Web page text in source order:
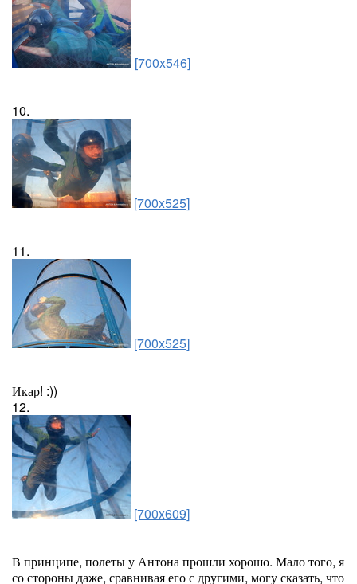
[700x546]
10.
[700x525]
11.
[700x525]
Икар! :))
12.
[700x609]
В принципе, полеты у Антона прошли хорошо. Мало того, я
со стороны даже, сравнивая его с другими, могу сказать, что